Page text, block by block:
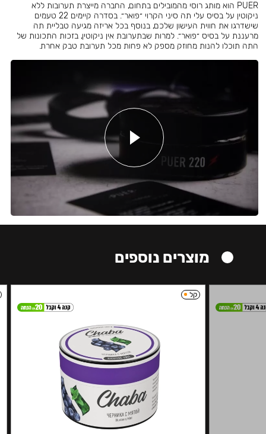
PUER הוא מותג רוסי מהמובילים בתחום, החברה מייצרת תערובות ללא
ניקוטין על בסיס עלי תה סיני הקרוי ״פואר״. בסדרה קיימים 22 טעמים
שישדרגו את חווית העישון שלכם, בנוסף בכל אריזה מגיעה טבליית תה
מרעננת על בסיס ״פואר״. למרות שבתערובת אין ניקוטין, בזכות התכונות של
התה תוכלו להנות מחוזק מספק לא פחות מכל תערובת טבק אחרת.
מוצרים נוספים
קל